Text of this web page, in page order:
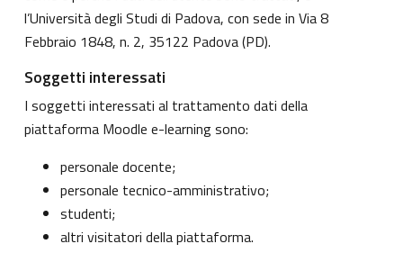
l’Università degli Studi di Padova, con sede in Via 8
Febbraio 1848, n. 2, 35122 Padova (PD).
Soggetti interessati
I soggetti interessati al trattamento dati della
piattaforma Moodle e-learning sono:
personale docente;
personale tecnico-amministrativo;
studenti;
altri visitatori della piattaforma.